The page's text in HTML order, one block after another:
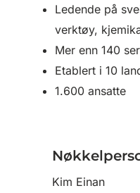
Ledende på
verktøy,
Mer enn 140
Etablert i 10
1.600 ansatte
Kim Einan